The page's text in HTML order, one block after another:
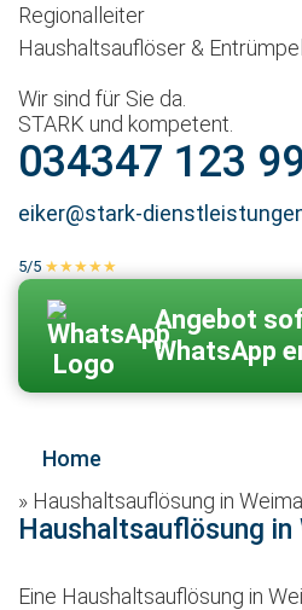
Regionalleiter
Haushaltsauflöser &
Wir sind für Sie da.
STARK und kompetent.
034347 123
eiker@stark-
5/5 ★★★★★
100 % echte Kundenbewertungen
Zum Kontaktformular
Angebot
WhatsApp
Home
» Haushaltsauflösung in
Haushaltsauflösung in
Eine Haushaltsauflösung in